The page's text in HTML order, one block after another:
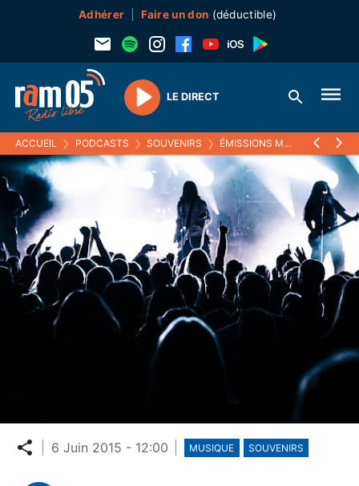
Adhérer Faire un don (déductible)
Play
LE DIRECT
ACCUEIL ❯ PODCASTS ❯ SOUVENIRS ❯ ÉMISSIONS MUSICALES (SOUVENIRS)
Partager
6 Juin 2015 - 12:00 MUSIQUE SOUVENIRS